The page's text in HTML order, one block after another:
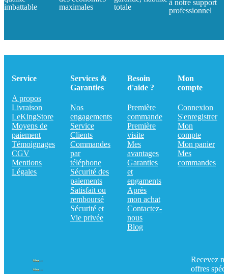
imbattable
maximales
totale
à notre support
professionnel
Service
A propos
Livraison
LeKingStore
Moyens de
paiement
Témoignages
CGV
Mentions
Légales
Services &
Garanties
Nos
engagements
Service
Clients
Commandes
par
téléphone
Sécurité des
paiements
Satisfait ou
remboursé
Sécurité et
Vie privée
Besoin
d'aide ?
Première
commande
Première
visite
Mes
avantages
Garanties
et
engaments
Après
mon achat
Contactez-
nous
Blog
Mon
compte
Connexion
S'enregistrer
Mon
compte
Mon panier
Mes
commandes
Recevez
offres